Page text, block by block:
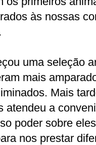
às nossas
uma seleção
mais
Mais
atendeu a
poder sobre
nos prestar